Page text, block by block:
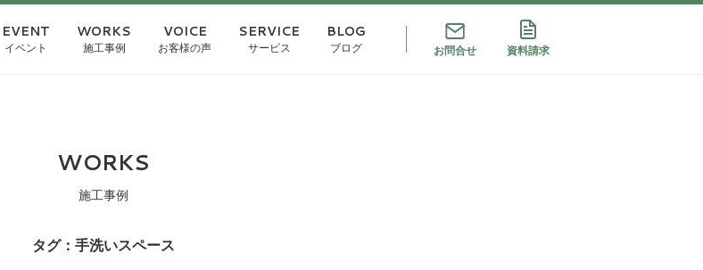
EVENT
イベント
WORKS
施工事例
VOICE
お客様の声
SERVICE
サービス
BLOG
ブログ お問合せ 資料請求
WORKS
施工事例
タグ：手洗いスペース